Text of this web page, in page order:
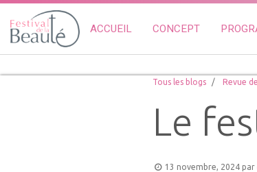
ACCUEIL CONCEPT
Tous les blogs Revue
Le
13 novembre, 2024 par